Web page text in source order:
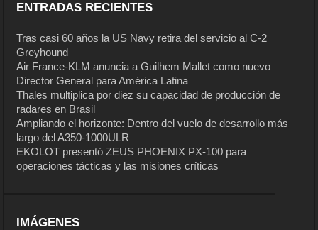
ENTRADAS RECIENTES
Tras casi 60 años la US Navy retira del servicio al C-2
Greyhound
Air France-KLM anuncia a Guilhem Mallet como nuevo
Director General para América Latina
Thales multiplica por diez su capacidad de producción de
radares en Brasil
Ampliando el horizonte: Dentro del vuelo de desarrollo más
largo del A350-1000ULR
EKOLOT presentó ZEUS PHOENIX PX-100 para
operaciones tácticas y las misiones críticas
IMÁGENES